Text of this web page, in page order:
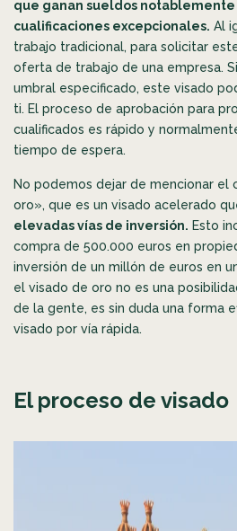
que ganan sueldos
cualificaciones excepcionales. Al
trabajo tradicional, para solicitar
oferta de trabajo de una empresa.
umbral especificado, este visado
ti. El proceso de aprobación para
cualificados es rápido y
tiempo de espera.
No podemos dejar de mencionar el
oro», que es un visado acelerado
elevadas vías de inversión. Esto
compra de 500.000 euros en
inversión de un millón de euros en
el visado de oro no es una
de la gente, es sin duda una forma
visado por vía rápida.
El proceso de visado